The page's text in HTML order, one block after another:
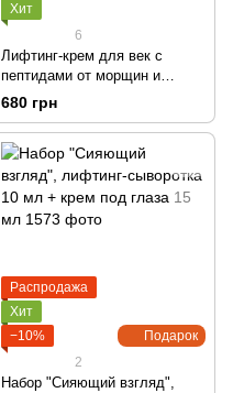
Хит
6
Лифтинг-крем для век с
пептидами от морщин и
отёчности 35+
680 грн
Подарок
Распродажа
Хит
−10%
2
Набор "Сияющий взгляд",